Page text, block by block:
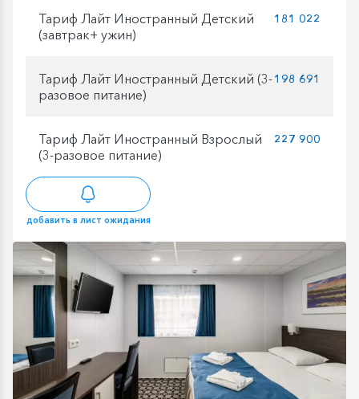
Тариф Лайт Иностранный Детский
(завтрак+ ужин)
181 022
Тариф Лайт Иностранный Детский (3-
разовое питание)
198 691
Тариф Лайт Иностранный Взрослый
(3-разовое питание)
227 900
добавить в лист ожидания